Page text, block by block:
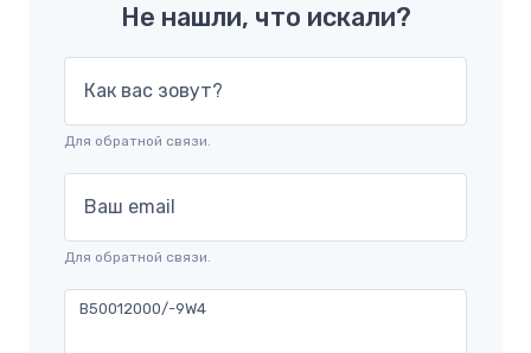
Не нашли, что искали?
Как вас зовут?
Для обратной связи.
Ваш email
Для обратной связи.